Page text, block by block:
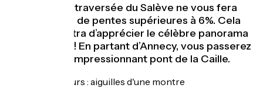
Le sens de la traversée du Salève ne vous fera
pas affronter de pentes supérieures à 6%. Cela
vous permettra d’apprécier le célèbre panorama
sur le Léman ! En partant d’Annecy, vous passerez
(à pied) sur l’impressionnant pont de la Caille.
Sens de parcours : aiguilles d'une montre